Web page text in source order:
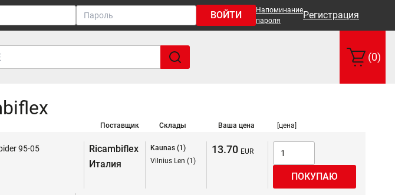
ВОЙТИ
Напоминание
пароля
Регистрация
(0)
Поставщик Склады Ваша цена [цена]
95-05
Ricambiflex
Италия
Kaunas (1)
Vilnius Len (1)
13.70